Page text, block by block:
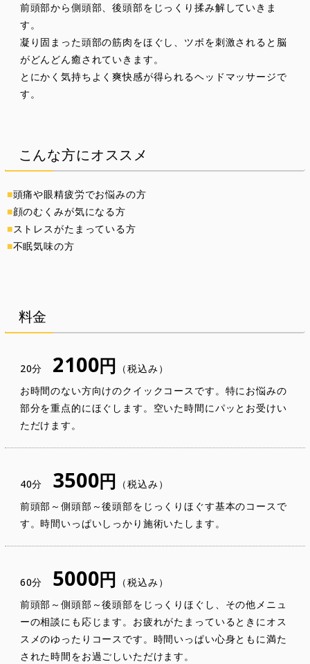
前頭部から側頭部、後頭部をじっくり揉み解していきま
す。
凝り固まった頭部の筋肉をほぐし、ツボを刺激されると脳
がどんどん癒されていきます。
とにかく気持ちよく爽快感が得られるヘッドマッサージで
す。
こんな方にオススメ
頭痛や眼精疲労でお悩みの方
顔のむくみが気になる方
ストレスがたまっている方
不眠気味の方
料金
20分 2100円 （税込み）
お時間のない方向けのクイックコースです。特にお悩みの
部分を重点的にほぐします。空いた時間にパッとお受けい
ただけます。
40分 3500円 （税込み）
前頭部～側頭部～後頭部をじっくりほぐす基本のコースで
す。時間いっぱいしっかり施術いたします。
60分 5000円 （税込み）
前頭部～側頭部～後頭部をじっくりほぐし、その他メニュ
ーの相談にも応じます。お疲れがたまっているときにオス
スメのゆったりコースです。時間いっぱい心身ともに満た
された時間をお過ごしいただけます。